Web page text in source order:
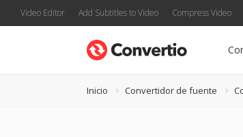
Video Editor Add Subtitles to Video Compress Video
Inicio Convertidor de fuente